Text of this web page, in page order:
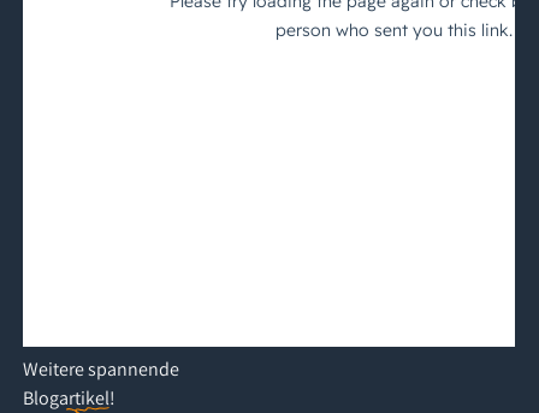
Weiterespannende
Blogartikel!